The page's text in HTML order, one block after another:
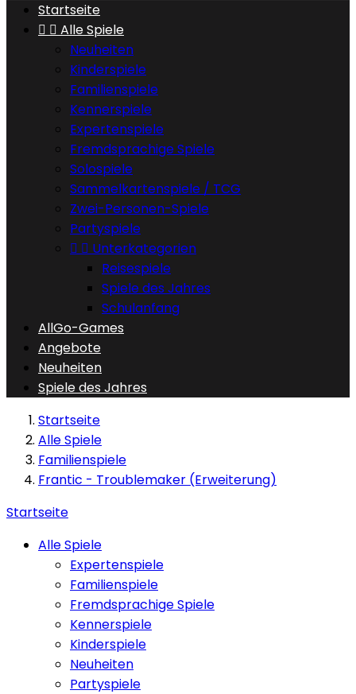
Startseite
  Alle Spiele
Neuheiten
Kinderspiele
Familienspiele
Kennerspiele
Expertenspiele
Fremdsprachige Spiele
Solospiele
Sammelkartenspiele / TCG
Zwei-Personen-Spiele
Partyspiele
  Unterkategorien
Reisespiele
Spiele des Jahres
Schulanfang
AllGo-Games
Angebote
Neuheiten
Spiele des Jahres
Startseite
Alle Spiele
Familienspiele
Frantic - Troublemaker (Erweiterung)
Startseite
Alle Spiele
Expertenspiele
Familienspiele
Fremdsprachige Spiele
Kennerspiele
Kinderspiele
Neuheiten
Partyspiele